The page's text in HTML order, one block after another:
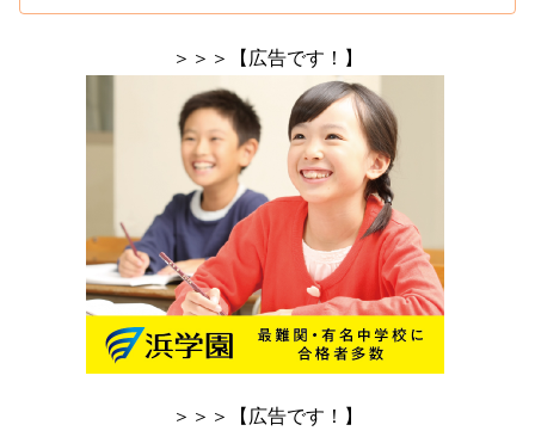
＞＞＞【広告です！】
＞＞＞【広告です！】